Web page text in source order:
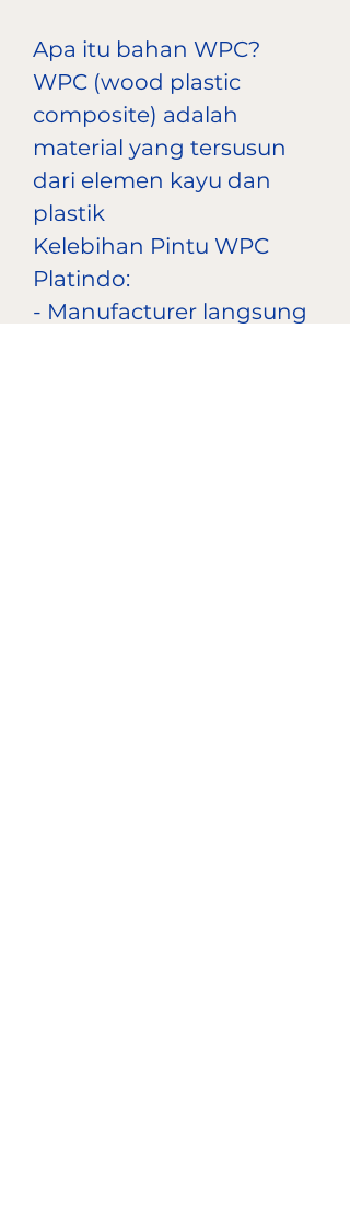
Apa itu bahan WPC?
WPC (wood plastic
composite) adalah
material yang tersusun
dari elemen kayu dan
plastik
Kelebihan Pintu WPC
Platindo:
- Manufacturer langsung